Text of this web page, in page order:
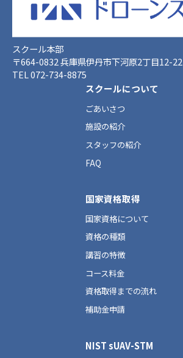
スクール本部
〒664-0832 兵庫県伊丹市下河原2丁目12-22
TEL 072-734-8875
スクールについて
ごあいさつ
施設の紹介
スタッフの紹介
FAQ
国家資格取得
国家資格について
資格の種類
講習の特徴
コース料金
資格取得までの流れ
補助金申請
NIST sUAV-STM